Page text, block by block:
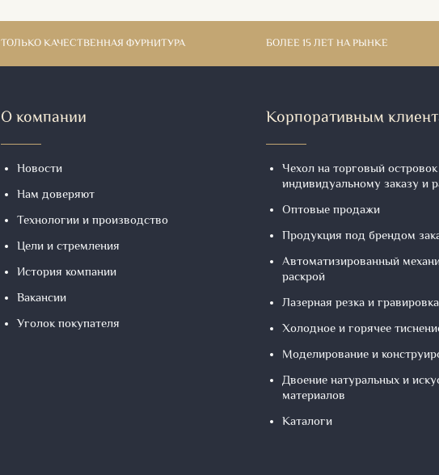
ТОЛЬКО КАЧЕСТВЕННАЯ ФУРНИТУРА БОЛЕЕ 15 ЛЕТ НА РЫНКЕ
О компании
Новости
Нам доверяют
Технологии и производство
Цели и стремления
История компании
Вакансии
Уголок покупателя
Корпоративным
Чехол на торговый
индивидуальному заказу и
Оптовые продажи
Продукция под брендом
Автоматизированный
раскрой
Лазерная резка и гравировка
Холодное и горячее
Моделирование и
Двоение натуральных и
материалов
Каталоги